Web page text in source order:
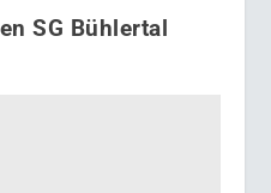
SG Bühlertal